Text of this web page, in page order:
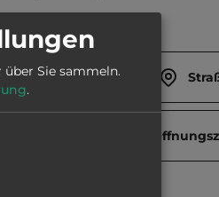
Sie sammeln.
.